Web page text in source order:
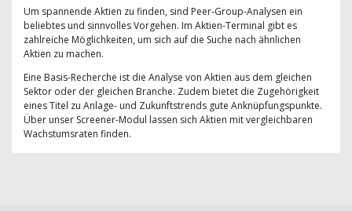
Um spannende Aktien zu finden, sind Peer-Group-Analysen ein
beliebtes und sinnvolles Vorgehen. Im Aktien-Terminal gibt es
zahlreiche Möglichkeiten, um sich auf die Suche nach ähnlichen
Aktien zu machen.
Eine Basis-Recherche ist die Analyse von Aktien aus dem gleichen
Sektor oder der gleichen Branche. Zudem bietet die Zugehörigkeit
eines Titel zu Anlage- und Zukunftstrends gute Anknüpfungspunkte.
Über unser Screener-Modul lassen sich Aktien mit vergleichbaren
Wachstumsraten finden.